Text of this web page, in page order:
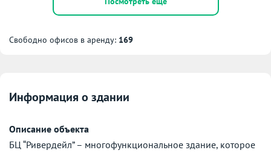
Свободно офисов в аренду: 169
Информация о здании
Описание объекта
БЦ “Ривердейл” – многофункциональное здание, которое